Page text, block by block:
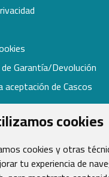
cookies
cookies y otras
tu experiencia de
Garantía/Devolución
aceptación de Cascos
- Sardoma, 13
- Pontevedra - España
16 33